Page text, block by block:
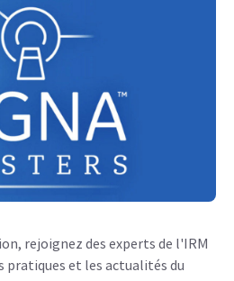
rejoignez des experts de l'IRM
pratiques et les actualités du